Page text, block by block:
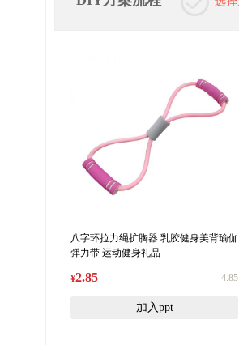
八字环拉力绳扩胸器 乳胶健身美背瑜伽
弹力带 运动健身礼品
¥2.85 4.85
加入ppt